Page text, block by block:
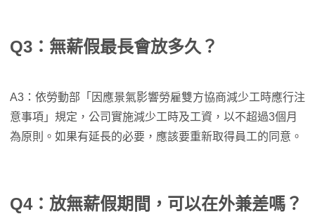
Q3：無薪假最長會放多久？
A3：依勞動部「因應景氣影響勞雇雙方協商減少工時應行注
意事項」規定，公司實施減少工時及工資，以不超過3個月
為原則。如果有延長的必要，應該要重新取得員工的同意。
Q4：放無薪假期間，可以在外兼差嗎？